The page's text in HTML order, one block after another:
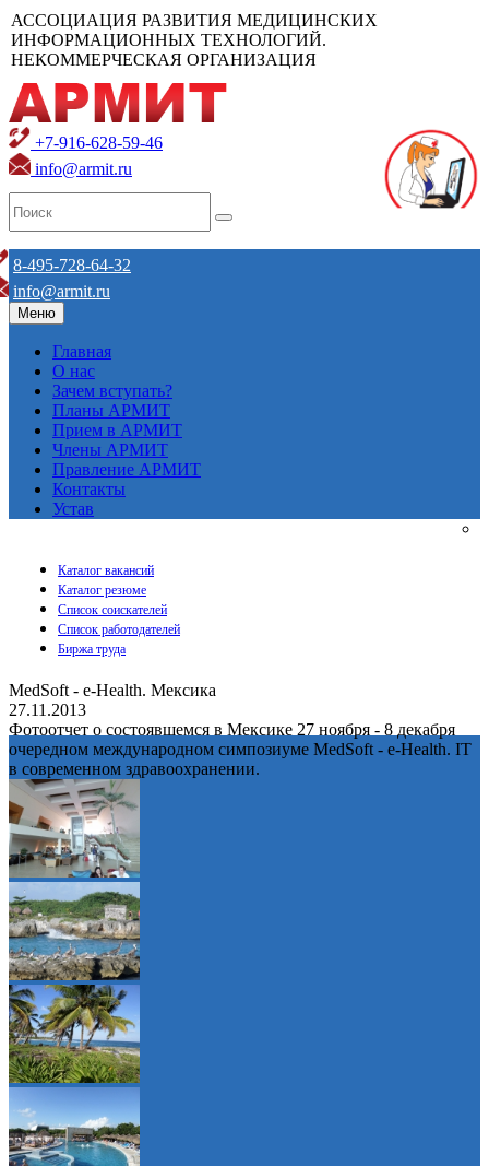
АССОЦИАЦИЯ РАЗВИТИЯ МЕДИЦИНСКИХ
ИНФОРМАЦИОННЫХ ТЕХНОЛОГИЙ.
НЕКОММЕРЧЕСКАЯ ОРГАНИЗАЦИЯ
+7-916-628-59-46
info@armit.ru
8-495-728-64-32
info@armit.ru
Меню
Главная
О нас
Зачем вступать?
Планы АРМИТ
Прием в АРМИТ
Члены АРМИТ
Правление АРМИТ
Контакты
Устав
Каталог вакансий
Каталог резюме
Список соискателей
Список работодателей
Биржа труда
MedSoft - e-Health. Мексика
27.11.2013
Фотоотчет о состоявшемся в Мексике 27 ноября - 8 декабря
очередном международном симпозиуме MedSoft - e-Health. IT
в современном здравоохранении.